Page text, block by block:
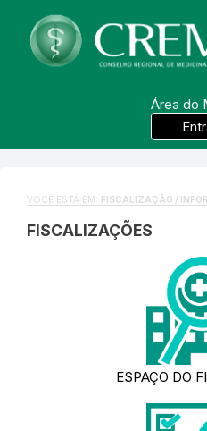
Área do
VOCÊ ESTÁ EM: FISCALIZAÇÃO /
FISCALIZAÇÕES
ESPAÇO DO